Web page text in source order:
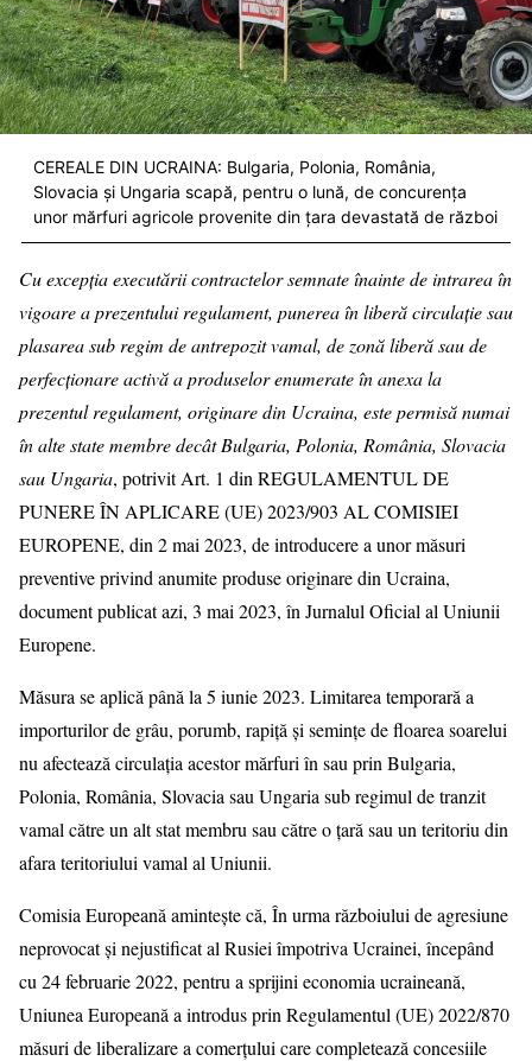
CEREALE DIN UCRAINA: Bulgaria, Polonia, România,
Slovacia și Ungaria scapă, pentru o lună, de concurența
unor mărfuri agricole provenite din țara devastată de război
Cu excepția executării contractelor semnate înainte de intrarea în
vigoare a prezentului regulament, punerea în liberă circulație sau
plasarea sub regim de antrepozit vamal, de zonă liberă sau de
perfecționare activă a produselor enumerate în anexa la
prezentul regulament, originare din Ucraina, este permisă numai
în alte state membre decât Bulgaria, Polonia, România, Slovacia
sau Ungaria, potrivit Art. 1 din REGULAMENTUL DE
PUNERE ÎN APLICARE (UE) 2023/903 AL COMISIEI
EUROPENE, din 2 mai 2023, de introducere a unor măsuri
preventive privind anumite produse originare din Ucraina,
document publicat azi, 3 mai 2023, în Jurnalul Oficial al Uniunii
Europene.
Măsura se aplică până la 5 iunie 2023. Limitarea temporară a
importurilor de grâu, porumb, rapiță și semințe de floarea soarelui
nu afectează circulația acestor mărfuri în sau prin Bulgaria,
Polonia, România, Slovacia sau Ungaria sub regimul de tranzit
vamal către un alt stat membru sau către o țară sau un teritoriu din
afara teritoriului vamal al Uniunii.
Comisia Europeană amintește că, În urma războiului de agresiune
neprovocat și nejustificat al Rusiei împotriva Ucrainei, începând
cu 24 februarie 2022, pentru a sprijini economia ucraineană,
Uniunea Europeană a introdus prin Regulamentul (UE) 2022/870
măsuri de liberalizare a comerțului care completează concesiile